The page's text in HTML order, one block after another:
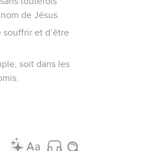
de Jésus.
et d’être
soit dans les